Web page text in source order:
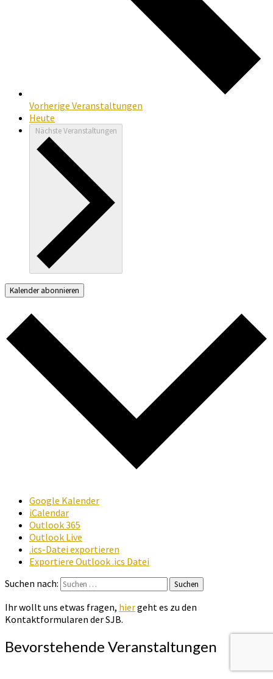
Vorherige Veranstaltungen
Heute
NächsteVeranstaltungen
Kalender abonnieren
Google Kalender
iCalendar
Outlook 365
Outlook Live
.ics-Datei exportieren
Exportiere Outlook .ics Datei
Suchen nach:
Suchen
Ihr wollt uns etwas fragen, hiergeht es zu den
Kontaktformularen der SJB.
Bevorstehende Veranstaltungen